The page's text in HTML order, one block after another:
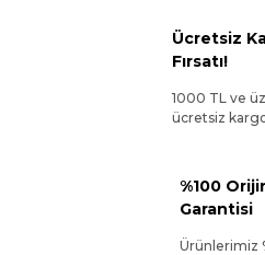
Ücretsiz
Fırsatı!
1000 TL ve
ücretsiz
%100
Garantisi
Ürünlerimiz